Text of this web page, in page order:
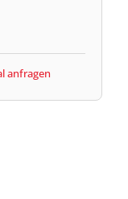
anfragen